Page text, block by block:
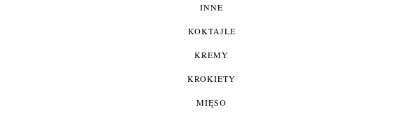
INNE
KOKTAJLE
KREMY
KROKIETY
MIĘSO